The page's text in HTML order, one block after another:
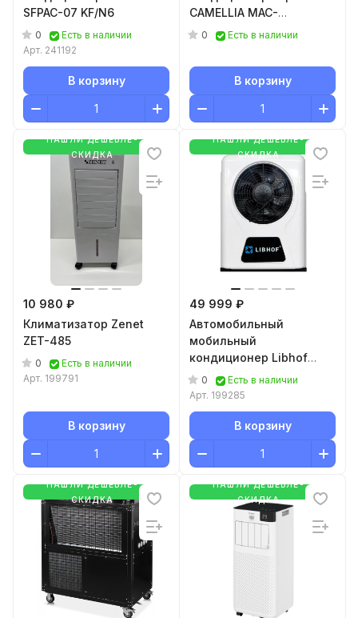
SFPAC-07 KF/N6
0
Есть в наличии
Арт. 241192
В корзину
CAMELLIA MAC-
CA25CON04
0 Есть в наличии
В корзину
НАШЛИ ДЕШЕВЛЕ-
СКИДКА
10 980 ₽
Климатизатор Zenet
ZET-485
0
Есть в наличии
Арт. 199791
В корзину
НАШЛИ ДЕШЕВЛЕ-
СКИДКА
49 999 ₽
Автомобильный
мобильный
кондиционер Libhof
ВР-312
0
Есть в наличии
Арт. 199285
В корзину
НАШЛИ ДЕШЕВЛЕ-
СКИДКА
НАШЛИ ДЕШЕВЛЕ-
СКИДКА